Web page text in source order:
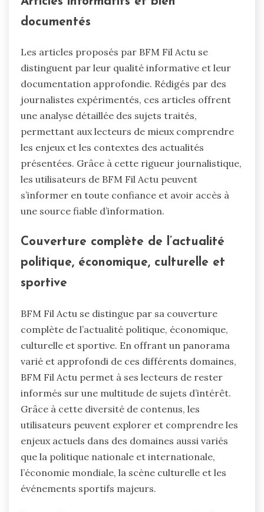
documentés
Les articles proposés par BFM Fil Actu se
distinguent par leur qualité informative et leur
documentation approfondie. Rédigés par des
journalistes expérimentés, ces articles offrent
une analyse détaillée des sujets traités,
permettant aux lecteurs de mieux comprendre
les enjeux et les contextes des actualités
présentées. Grâce à cette rigueur journalistique,
les utilisateurs de BFM Fil Actu peuvent
s’informer en toute confiance et avoir accès à
une source fiable d’information.
Couverture complète de l’actualité
politique, économique, culturelle et
sportive
BFM Fil Actu se distingue par sa couverture
complète de l’actualité politique, économique,
culturelle et sportive. En offrant un panorama
varié et approfondi de ces différents domaines,
BFM Fil Actu permet à ses lecteurs de rester
informés sur une multitude de sujets d’intérêt.
Grâce à cette diversité de contenus, les
utilisateurs peuvent explorer et comprendre les
enjeux actuels dans des domaines aussi variés
que la politique nationale et internationale,
l’économie mondiale, la scène culturelle et les
événements sportifs majeurs.